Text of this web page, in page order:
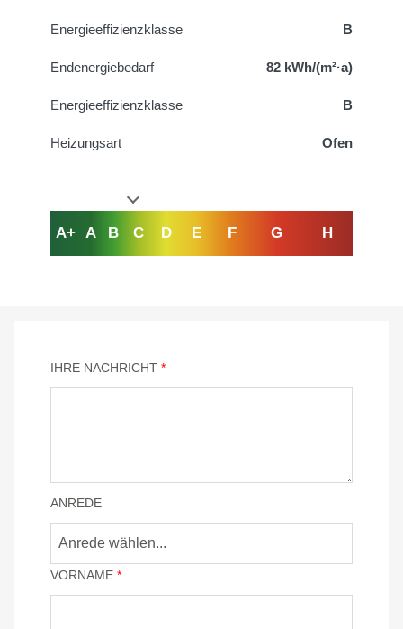
Energieeffizienzklasse B
Endenergiebedarf 82 kWh/(m²·a)
Energieeffizienzklasse B
Heizungsart Ofen
A+ A B C D E F G H
IHRE NACHRICHT *
ANREDE
Anrede wählen...
VORNAME *